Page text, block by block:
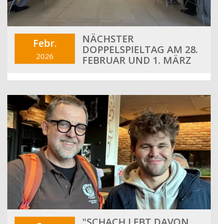
Febr.
2026
NÄCHSTER
DOPPELSPIELTAG AM 28.
FEBRUAR UND 1. MÄRZ